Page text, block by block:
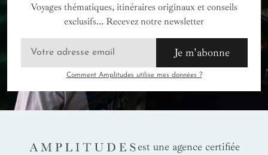
Voyages thématiques, itinéraires originaux et conseils
exclusifs... Recevez notre newsletter
Je m'abonne
Comment Amplitudes utilise mes données ?
AMPLITUDES
est une agence certifiée